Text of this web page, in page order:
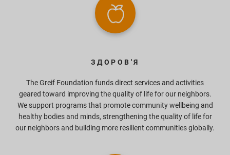
ЗДОРОВ'Я
The Greif Foundation funds direct services and activities
geared toward improving the quality of life for our neighbors.
We support programs that promote community wellbeing and
healthy bodies and minds, strengthening the quality of life for
our neighbors and building more resilient communities globally.